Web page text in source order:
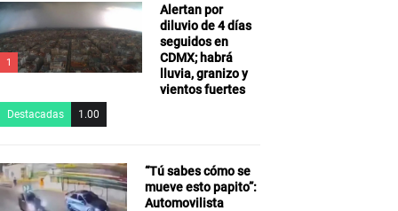
1
Alertan por
diluvio de 4 días
seguidos en
CDMX; habrá
lluvia, granizo y
vientos fuertes
Destacadas 1.00
“Tú sabes cómo se
mueve esto papito”:
Automovilista